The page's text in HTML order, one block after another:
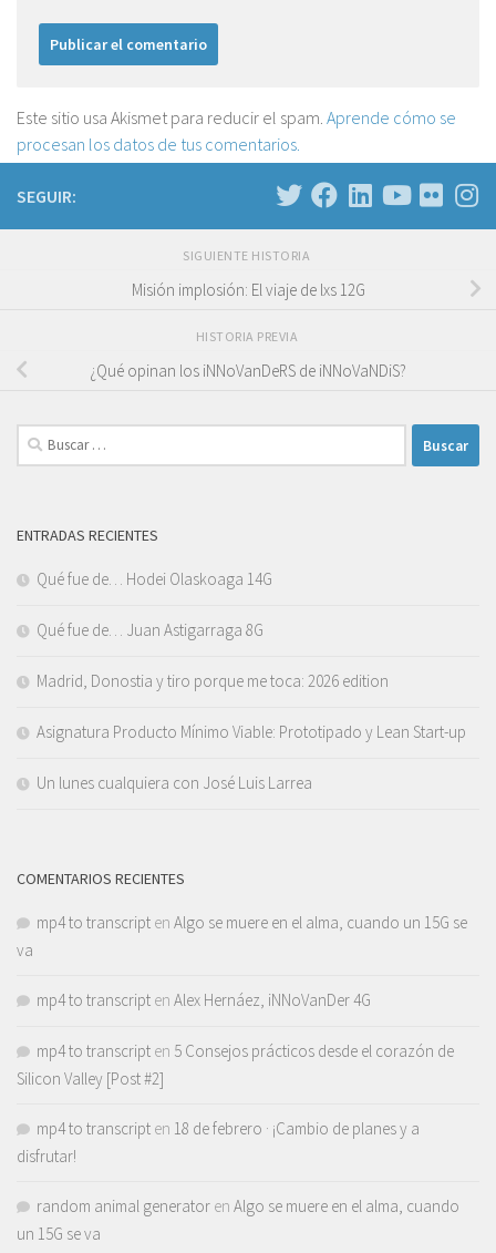
Este sitio usa Akismet para reducir el spam. Aprende cómo se
procesan los datos de tus comentarios.
SEGUIR:
SIGUIENTE HISTORIA
Misión implosión: El viaje de lxs 12G
HISTORIA PREVIA
¿Qué opinan los iNNoVanDeRS de iNNoVaNDiS?
Buscar:
ENTRADAS RECIENTES
Qué fue de… Hodei Olaskoaga 14G
Qué fue de… Juan Astigarraga 8G
Madrid, Donostia y tiro porque me toca: 2026 edition
Asignatura Producto Mínimo Viable: Prototipado y Lean Start-up
Un lunes cualquiera con José Luis Larrea
COMENTARIOS RECIENTES
mp4 to transcript en Algo se muere en el alma, cuando un 15G se
va
mp4 to transcript en Alex Hernáez, iNNoVanDer 4G
mp4 to transcript en 5 Consejos prácticos desde el corazón de
Silicon Valley [Post #2]
mp4 to transcript en 18 de febrero · ¡Cambio de planes y a
disfrutar!
random animal generator en Algo se muere en el alma, cuando
un 15G se va